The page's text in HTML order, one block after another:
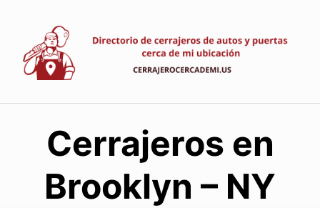
contenido
Cerrajeros en
Brooklyn – NY